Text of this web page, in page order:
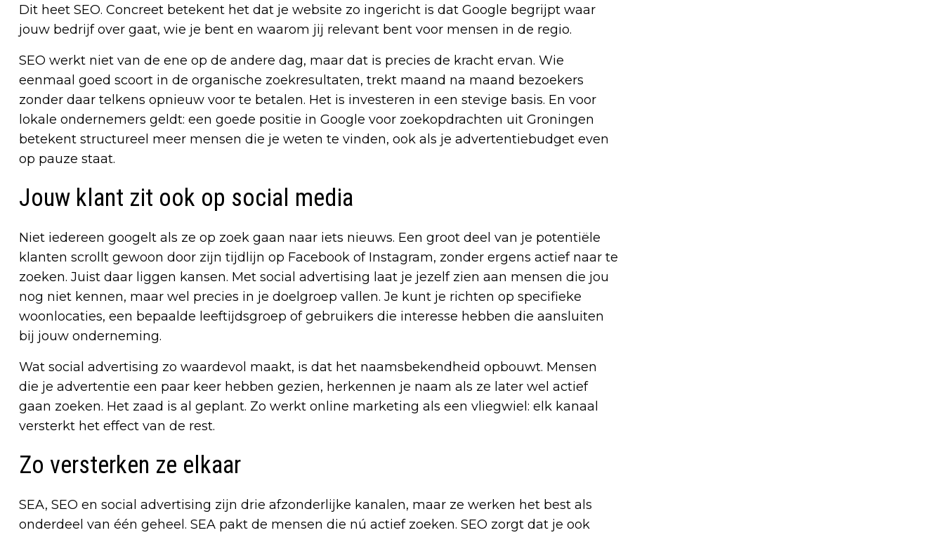
Dit heet SEO. Concreet betekent het dat je website zo ingericht is dat Google begrijpt waar
jouw bedrijf over gaat, wie je bent en waarom jij relevant bent voor mensen in de regio.
SEO werkt niet van de ene op de andere dag, maar dat is precies de kracht ervan. Wie
eenmaal goed scoort in de organische zoekresultaten, trekt maand na maand bezoekers
zonder daar telkens opnieuw voor te betalen. Het is investeren in een stevige basis. En voor
lokale ondernemers geldt: een goede positie in Google voor zoekopdrachten uit Groningen
betekent structureel meer mensen die je weten te vinden, ook als je advertentiebudget even
op pauze staat.
Jouw klant zit ook op social media
Niet iedereen googelt als ze op zoek gaan naar iets nieuws. Een groot deel van je potentiële
klanten scrollt gewoon door zijn tijdlijn op Facebook of Instagram, zonder ergens actief naar te
zoeken. Juist daar liggen kansen. Met social advertising laat je jezelf zien aan mensen die jou
nog niet kennen, maar wel precies in je doelgroep vallen. Je kunt je richten op specifieke
woonlocaties, een bepaalde leeftijdsgroep of gebruikers die interesse hebben die aansluiten
bij jouw onderneming.
Wat social advertising zo waardevol maakt, is dat het naamsbekendheid opbouwt. Mensen
die je advertentie een paar keer hebben gezien, herkennen je naam als ze later wel actief
gaan zoeken. Het zaad is al geplant. Zo werkt online marketing als een vliegwiel: elk kanaal
versterkt het effect van de rest.
Zo versterken ze elkaar
SEA, SEO en social advertising zijn drie afzonderlijke kanalen, maar ze werken het best als
onderdeel van één geheel. SEA pakt de mensen die nú actief zoeken. SEO zorgt dat je ook